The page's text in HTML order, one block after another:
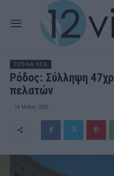
ΤΟΠΙΚΑ ΝΕΑ
Ρόδος: Σύλληψη
πελατών
14 Μαΐου, 2026